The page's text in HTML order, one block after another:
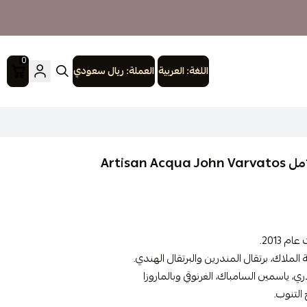
اللغة:العربية العملة:ريال سعودي
0
2013.
برتقال المندرين والبرتقال الهندي.
ياسمين السامباك، الغرنوقي وبالماروزا